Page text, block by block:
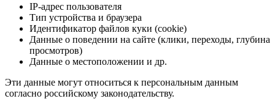
IP-адрес пользователя
Тип устройства и браузера
Идентификатор файлов куки (cookie)
Данные о поведении на сайте (клики, переходы, глубина
просмотров)
Данные о местоположении и др.
Эти данные могут относиться к персональным данным
согласно российскому законодательству.